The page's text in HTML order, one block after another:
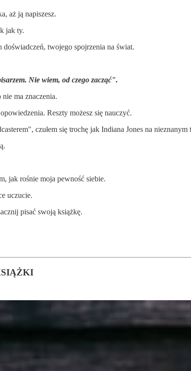
aż ją napiszesz.
jak ty.
twojego spojrzenia na świat.
Nie wiem, od czego zacząć".
ma znaczenia.
Reszty możesz się nauczyć.
czułem się trochę jak Indiana Jones na nieznanym
jak rośnie moja pewność siebie.
uczucie.
pisać swoją książkę.